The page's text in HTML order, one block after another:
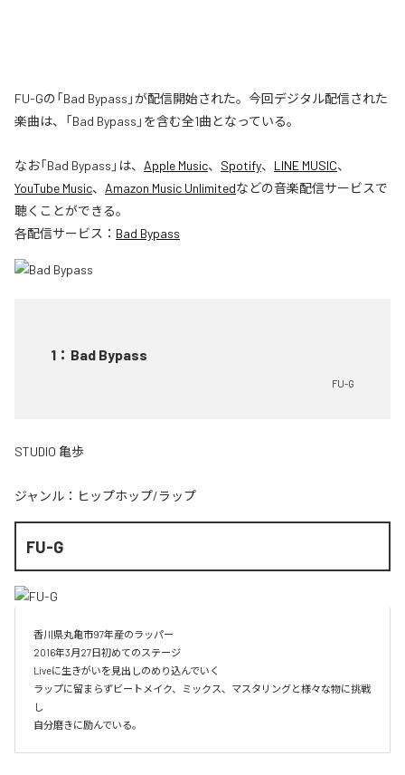
FU-Gの「Bad Bypass」が配信開始された。今回デジタル配信された
楽曲は、「Bad Bypass」を含む全1曲となっている。
なお「Bad Bypass 」は、 Apple Music、 Spotify、 LINE MUSIC、
YouTube Music、 Amazon Music Unlimitedなどの音楽配信サービスで
聴くことができる。
各配信サービス： Bad Bypass
1 ： Bad Bypass
FU-G
STUDIO 亀歩
ジャンル： ヒップホップ/ラップ
FU-G
香川県丸亀市97年産のラッパー
2016年3月27日初めてのステージ
Liveに生きがいを見出しのめり込んでいく
ラップに留まらずビートメイク、ミックス、マスタリングと様々な物に挑戦
し
自分磨きに励んでいる。